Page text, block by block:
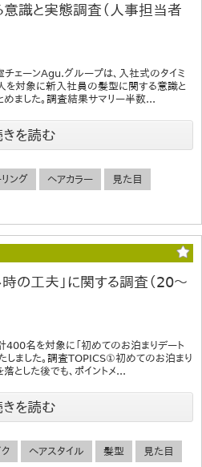
識と実態調査（人事担当者
ーンAgu.グループは、入社式のタイミ
を対象に新入社員の髪型に関する意識と
ました。調査結果サマリー半数...
を読む
ング ヘアカラー 見た目
時の工夫」に関する調査（20～
名を対象に「初めてのお泊まりデート
しました。調査TOPICS①初めてのお泊まり
とした後でも、ポイントメ...
を読む
ク ヘアスタイル 髪型 見た目